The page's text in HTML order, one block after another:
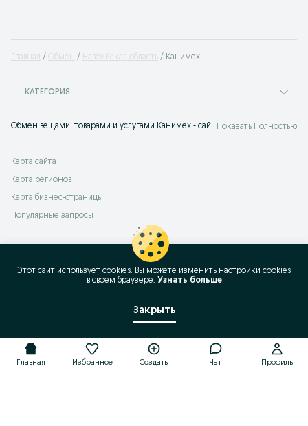
Главная Обмен Навоийская область Канимех
КАТЕГОРИЯ
Обмен вещами, товарами и услугами Канимех - сайт бесплатныхПоказать Полностью
Карта сайта
Карта регионов
Карта бизнес-страницы
Популярные запросы
Главная Избранное Создать Чат Профиль
Этот сайт использует cookies. Вы можете изменить настройки cookies
в своeм браузере. Узнать больше
Закрыть